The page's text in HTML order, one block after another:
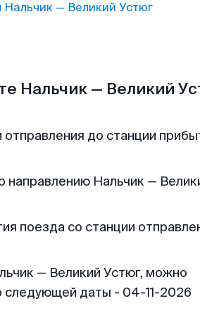
Нальчик — Великий Устюг
Нальчик — Великий
отправления до станции
направлению Нальчик —
поезда со станции
— Великий Устюг, можно
следующей даты - 04-11-2026